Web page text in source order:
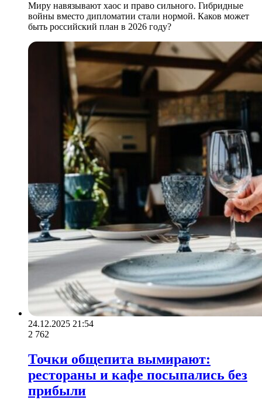
Миру навязывают хаос и право сильного. Гибридные
войны вместо дипломатии стали нормой. Каков может
быть российский план в 2026 году?
24.12.2025 21:54
2 762
Точки общепита вымирают:
рестораны и кафе посыпались без
прибыли